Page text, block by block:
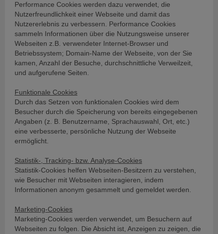
Performance Cookies werden dazu verwendet, die
Nutzerfreundlichkeit einer Webseite und damit das
Nutzererlebnis zu verbessern. Performance Cookies
sammeln Informationen über die Nutzungsweise unserer
Webseiten z.B. verwendeter Internet-Browser und
Betriebssystem; Domain-Name der Webseite, von der Sie
kamen, Anzahl der Besuche, durchschnittliche Verweilzeit,
und aufgerufene Seiten.
Funktionale Cookies
Durch das Setzen von funktionalen Cookies wird dem
Besucher durch die Speicherung von bereits eingegebenen
Angaben (z. B. Benutzername, Sprachauswahl, Ort, etc.)
eine verbesserte, persönliche Nutzung der Webseite
ermöglicht.
Statistik-, Tracking- bzw. Analyse-Cookies
Statistik-Cookies helfen Webseiten-Besitzern zu verstehen,
wie Besucher mit Webseiten interagieren, indem
Informationen anonym gesammelt und gemeldet werden.
Marketing-Cookies
Marketing-Cookies werden verwendet, um Besuchern auf
Webseiten zu folgen. Die Absicht ist, Anzeigen zu zeigen, die